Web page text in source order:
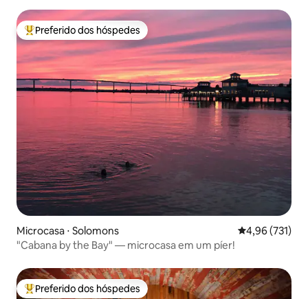
Entre os melhores preferidos dos hóspedes
Preferido dos hóspedes
Microcasa ⋅ Solomons 4,96 de uma
4,96 (731)
"Cabana by the Bay" — microcasa em um píer!
Entre os melhores preferidos dos hóspedes
Preferido dos hóspedes